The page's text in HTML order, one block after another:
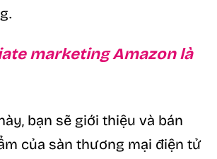
marketing Amazon là
bạn sẽ giới thiệu và bán
của sàn thương mại điện tử